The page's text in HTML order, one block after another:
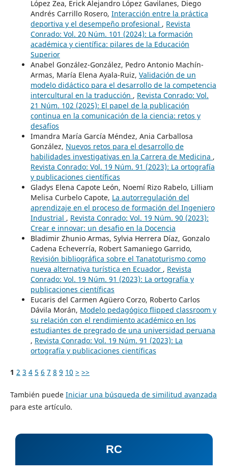
López Zea, Erick Alejandro López Gavilanes, Diego
Andrés Carrillo Rosero, Interacción entre la práctica
deportiva y el desempeño profesional , Revista
Conrado: Vol. 20 Núm. 101 (2024): La formación
académica y científica: pilares de la Educación
Superior
Anabel González-González, Pedro Antonio Machín-
Armas, María Elena Ayala-Ruiz, Validación de un
modelo didáctico para el desarrollo de la competencia
intercultural en la traducción , Revista Conrado: Vol.
21 Núm. 102 (2025): El papel de la publicación
continua en la comunicación de la ciencia: retos y
desafíos
Imandra María García Méndez, Ania Carballosa
González, Nuevos retos para el desarrollo de
habilidades investigativas en la Carrera de Medicina ,
Revista Conrado: Vol. 19 Núm. 91 (2023): La ortografía
y publicaciones científicas
Gladys Elena Capote León, Noemí Rizo Rabelo, Lilliam
Melisa Curbelo Capote, La autorregulación del
aprendizaje en el proceso de formación del Ingeniero
Industrial , Revista Conrado: Vol. 19 Núm. 90 (2023):
Crear e innovar: un desafio en la Docencia
Bladimir Zhunio Armas, Sylvia Herrera Díaz, Gonzalo
Cadena Echeverría, Robert Samaniego Garrido,
Revisión bibliográfica sobre el Tanatoturismo como
nueva alternativa turística en Ecuador , Revista
Conrado: Vol. 19 Núm. 91 (2023): La ortografía y
publicaciones científicas
Eucaris del Carmen Agüero Corzo, Roberto Carlos
Dávila Morán, Modelo pedagógico flipped classroom y
su relación con el rendimiento académico en los
estudiantes de pregrado de una universidad peruana
, Revista Conrado: Vol. 19 Núm. 91 (2023): La
ortografía y publicaciones científicas
1 2 3 4 5 6 7 8 9 10 > >>
También puede Iniciar una búsqueda de similitud avanzada
para este artículo.
RC